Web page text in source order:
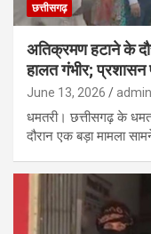
छत्तीसगढ़
अतिक्रमण हटाने के
हालत गंभीर; प्रशासन
June 13, 2026 admin
धमतरी। छत्तीसगढ़ के
दौरान एक बड़ा मामला